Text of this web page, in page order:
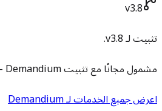
v3.8
تثبيت لـ v3.8.
مشمول مجانًا مع تثبيت Demandium — لا يُباع بشكل منفرد.
اعرض جميع الخدمات لـ Demandium